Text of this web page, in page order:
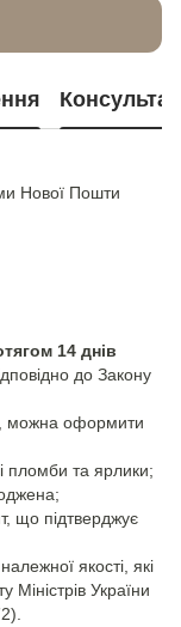
Нової Пошти
14 днів
до Закону
можна оформити
пломби та ярлики;
що підтверджує
якості, які
України